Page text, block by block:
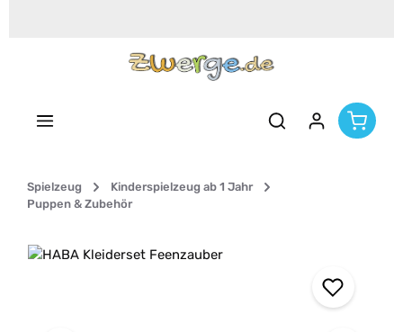
Spielzeug
Kinderspielzeug ab 1 Jahr
Puppen & Zubehör
Bildergalerie überspringen